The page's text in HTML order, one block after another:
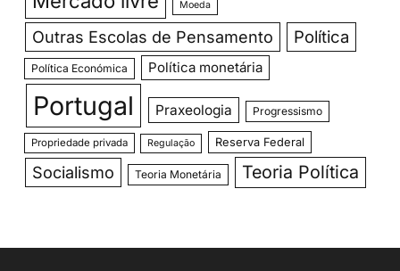
Moeda
Outras Escolas de Pensamento Política
Política Económica Política monetária
Portugal Praxeologia Progressismo
Propriedade privada Regulação Reserva Federal
Socialismo Teoria Monetária Teoria Política